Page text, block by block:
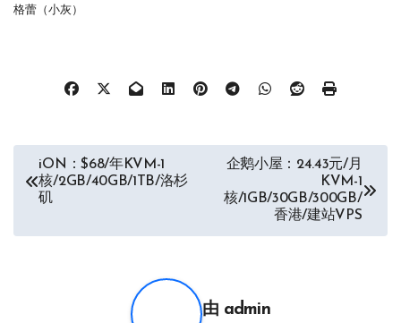
格蕾（小灰）
章
iON：$68/年KVM-1
核/2GB/40GB/1TB/洛杉
矶
企鹅小屋：24.43元/月
KVM-1
核/1GB/30GB/300GB/
香港/建站VPS
由 admin